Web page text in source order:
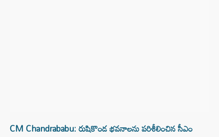
CM Chandrababu: రుషికొండ భవనాలను పరిశీలించిన సీఎం